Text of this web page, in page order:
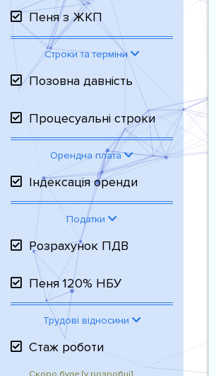
Пеня з ЖКП
Строки та терміни
Позовна давність
Процесуальні строки
Орендна плата
Індексація оренди
Податки
Розрахунок ПДВ
Пеня 120% НБУ
Трудові відносини
Стаж роботи